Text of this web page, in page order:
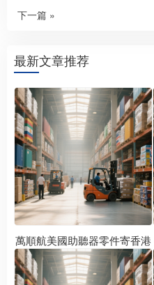
下一篇 »
最新文章推荐
萬順航美國助聽器零件寄香港